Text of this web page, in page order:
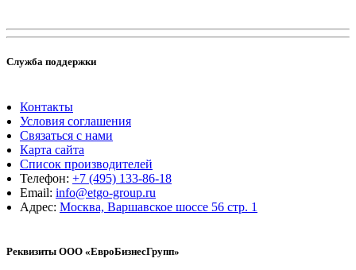
Служба поддержки
Контакты
Условия соглашения
Связаться с нами
Карта сайта
Список производителей
Телефон: +7 (495) 133-86-18
Email: info@etgo-group.ru
Адрес: Москва, Варшавское шоссе 56 стр. 1
Реквизиты ООО «ЕвроБизнесГрупп»